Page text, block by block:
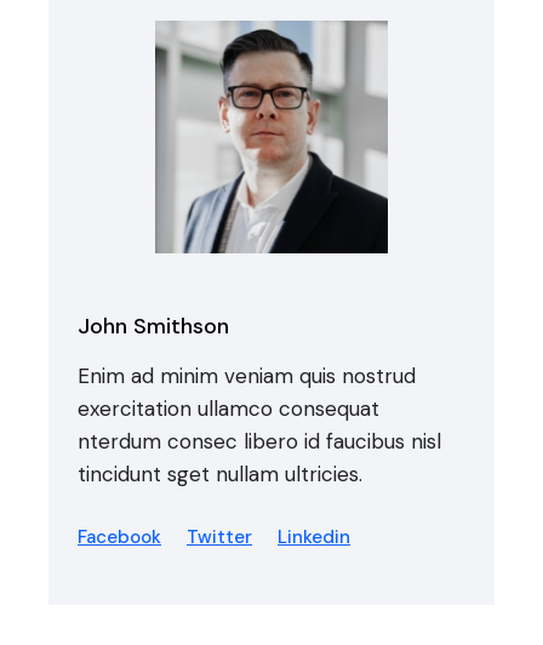
John Smithson
Enim ad minim veniam quis nostrud
exercitation ullamco consequat
nterdum consec libero id faucibus nisl
tincidunt sget nullam ultricies.
Facebook Twitter Linkedin